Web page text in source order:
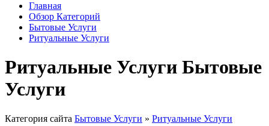
Главная
Обзор Категорий
Бытовые Услуги
Ритуальные Услуги
Ритуальные Услуги Бытовые
Услуги
Категория сайта Бытовые Услуги » Ритуальные Услуги